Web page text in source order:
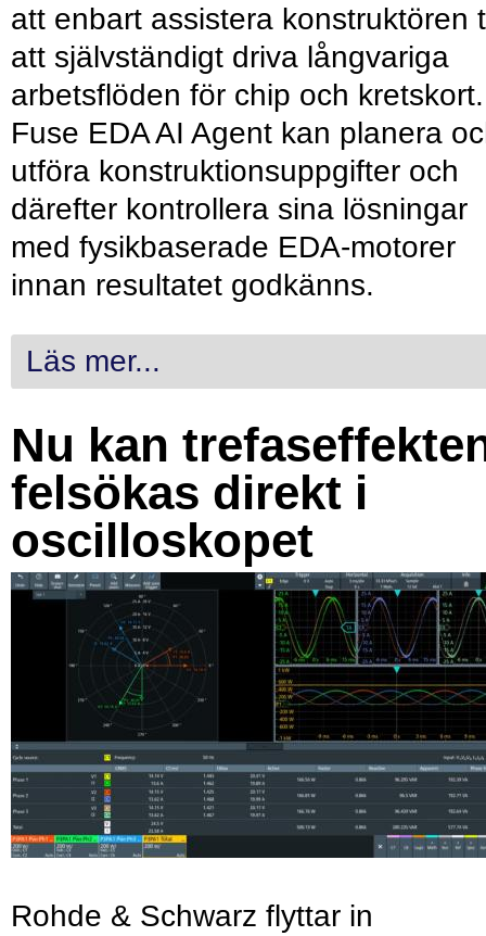
att enbart assistera konstruktören
att självständigt driva långvariga
arbetsflöden för chip och kretskort.
Fuse EDA AI Agent kan planera
utföra konstruktionsuppgifter och
därefter kontrollera sina lösningar
med fysikbaserade EDA-motorer
innan resultatet godkänns.
Läs mer...
Nu kan
felsökas direkt i
oscilloskopet
Rohde & Schwarz flyttar in